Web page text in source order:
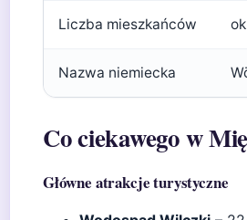
Liczba mieszkańców
Nazwa niemiecka
Co ciekawego w
Główne atrakcje turystyczne